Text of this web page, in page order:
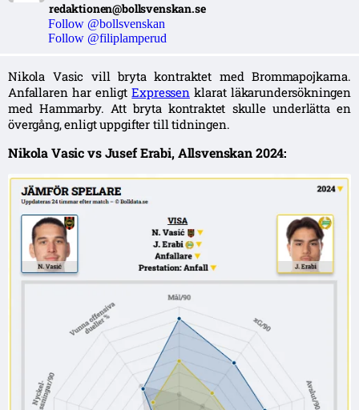
redaktionen@bollsvenskan.se
Follow @bollsvenskan
Follow @filiplamperud
Nikola Vasic vill bryta kontraktet med Brommapojkarna.
Anfallaren har enligtExpressenklarat läkarundersökningen
med Hammarby. Att bryta kontraktet skulle underlätta en
övergång, enligt uppgifter till tidningen.
Nikola Vasic vs Jusef Erabi, Allsvenskan 2024: